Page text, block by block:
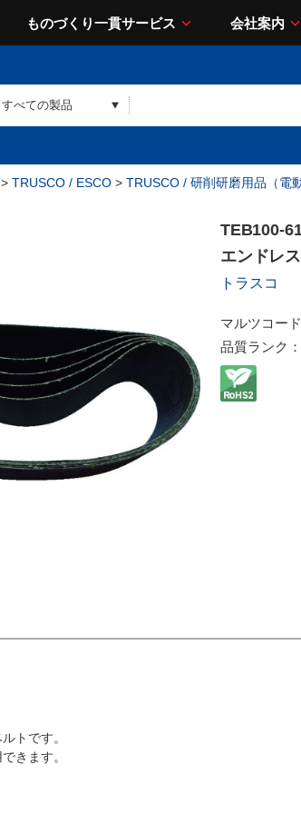
ものづくり一貫サービス 会社案内
> TRUSCO / ESCO > TRUSCO / 研削研磨用品（電
TEB100-
エンドレ
トラスコ
マルツコード
品質ランク：
トです。
きます。